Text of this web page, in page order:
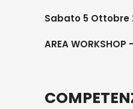
Sabato 5 Ottobre
AREA WORKSHOP